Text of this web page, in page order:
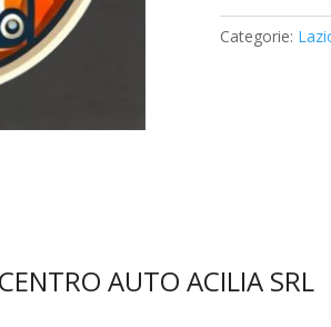
ACILIA
SRL
Categorie:
AUTO ACILIA SRL